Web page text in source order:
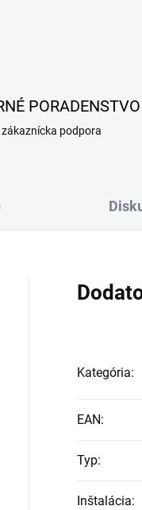
PORADENSTVO
zákaznícka podpora
Kategória:
EAN:
Typ:
Inštalácia: